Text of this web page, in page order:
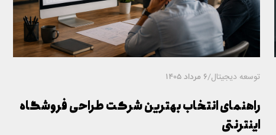
توسعه دیجیتال/6 مرداد 1405
راهنمای انتخاب بهترین شرکت طراحی فروشگاه
اینترنتی